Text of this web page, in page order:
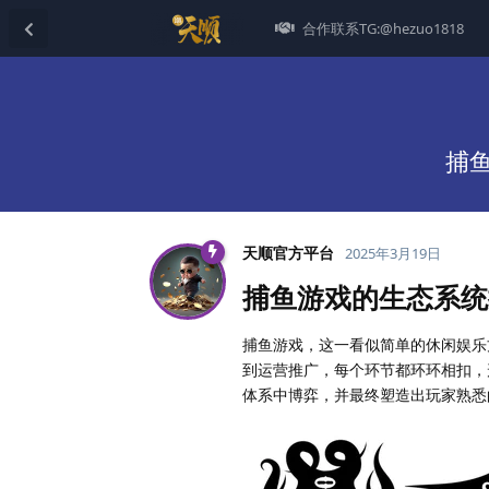
合作联系TG:@hezuo1818
捕
天顺官方平台 2025年3月19日
捕鱼游戏的生态系
捕鱼游戏，这一看似简单的休闲娱
到运营推广，每个环节都环环相扣
体系中博弈，并最终塑造出玩家熟